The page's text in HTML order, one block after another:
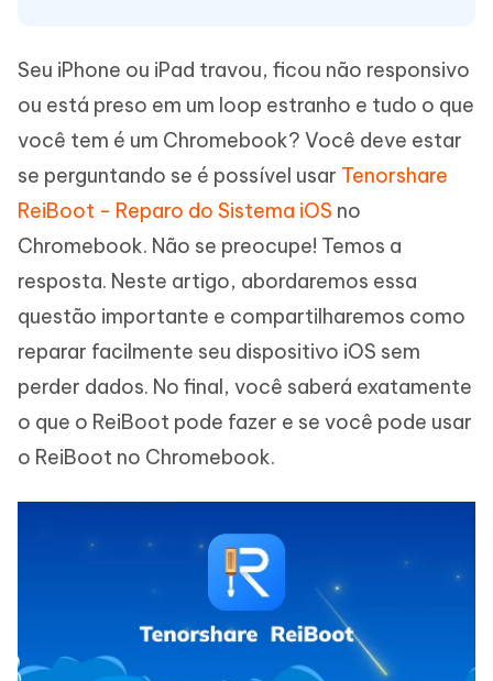
Seu iPhone ou iPad travou, ficou não responsivo
ou está preso em um loop estranho e tudo o que
você tem é um Chromebook? Você deve estar
se perguntando se é possível usar Tenorshare
ReiBoot - Reparo do Sistema iOS no
Chromebook. Não se preocupe! Temos a
resposta. Neste artigo, abordaremos essa
questão importante e compartilharemos como
reparar facilmente seu dispositivo iOS sem
perder dados. No final, você saberá exatamente
o que o ReiBoot pode fazer e se você pode usar
o ReiBoot no Chromebook.